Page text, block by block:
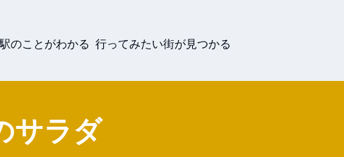
のことがわかる 行ってみたい街が見つかる
サラダ